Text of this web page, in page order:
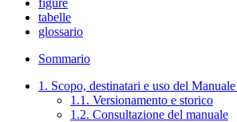
figure
tabelle
glossario
Sommario
1. Scopo, destinatari e uso del
1.1. Versionamento e storico
1.2. Consultazione del manuale